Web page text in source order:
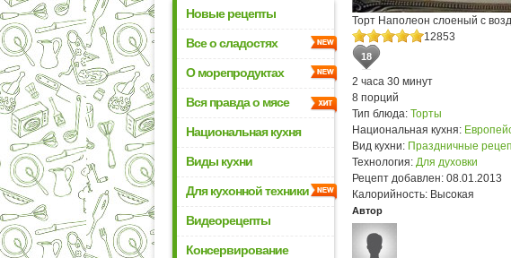
Новые рецепты
Все о сладостях
О морепродуктах
Вся правда о мясе
Национальная кухня
Виды кухни
Для кухонной техники
Видеорецепты
Консервирование
Торт Наполеон слоеный с
12853
18
2 часа 30 минут
8 порций
Тип блюда: Торты
Национальная кухня:
Вид кухни: Праздничные
Технология: Для духовки
Рецепт добавлен: 08.01.2013
Калорийность: Высокая
Автор